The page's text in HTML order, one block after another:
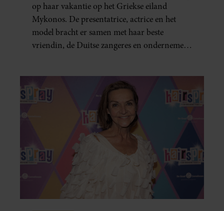
op haar vakantie op het Griekse eiland
Mykonos. De presentatrice, actrice en het
model bracht er samen met haar beste
vriendin, de Duitse zangeres en ondernemer
zonovergoten bestemming én vertelt ze hoe
bijzonder de reis voor haar is geweest.